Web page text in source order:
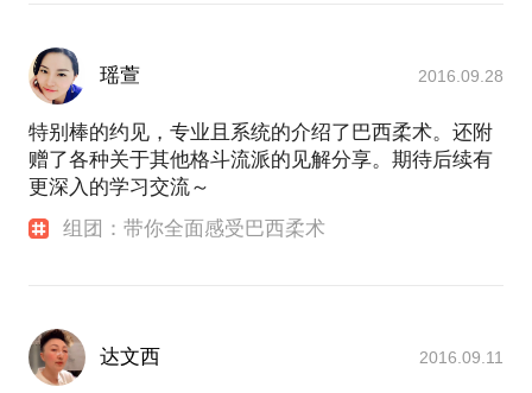
瑶萱 2016.09.28
特别棒的约见，专业且系统的介绍了巴西柔术。还附
赠了各种关于其他格斗流派的见解分享。期待后续有
更深入的学习交流～
组团：带你全面感受巴西柔术
达文西 2016.09.11